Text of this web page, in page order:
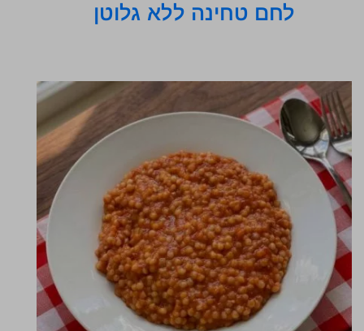
לחם טחינה ללא גלוטן